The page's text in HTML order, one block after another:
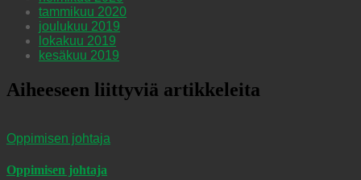
tammikuu 2020
joulukuu 2019
lokakuu 2019
kesäkuu 2019
Aiheeseen liittyviä artikkeleita
Oppimisen johtaja
Oppimisen johtaja